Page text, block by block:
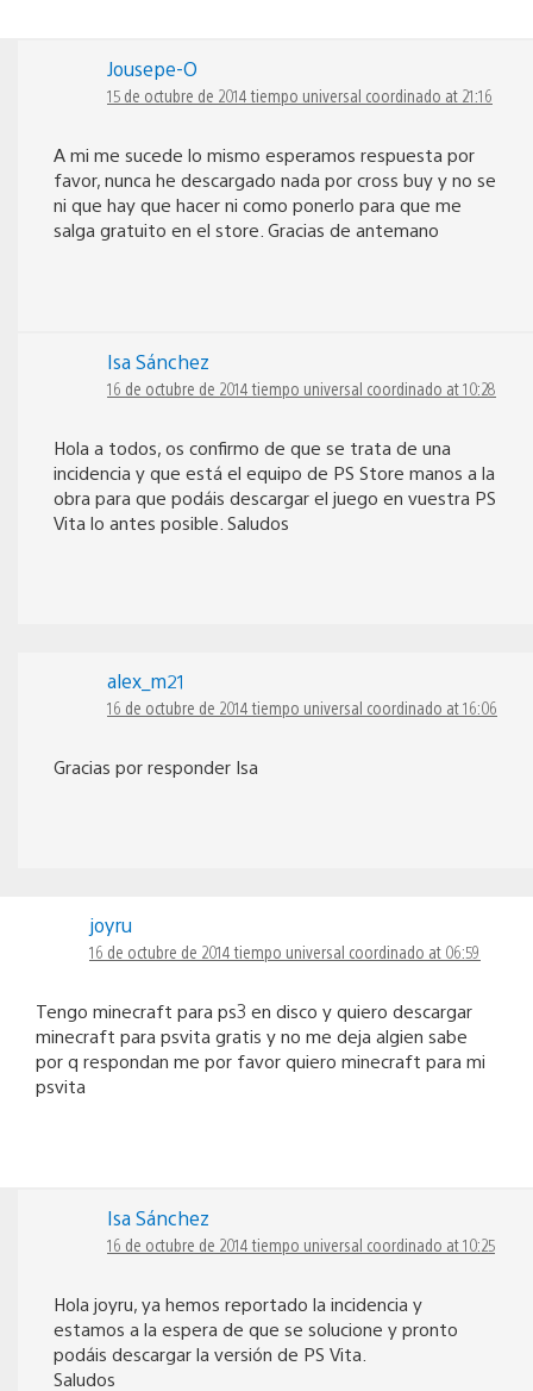
Jousepe-O
15 de octubre de 2014 tiempo universal coordinado at 21:16
A mi me sucede lo mismo esperamos respuesta por
favor, nunca he descargado nada por cross buy y no se
ni que hay que hacer ni como ponerlo para que me
salga gratuito en el store. Gracias de antemano
Isa Sánchez
16 de octubre de 2014 tiempo universal coordinado at 10:28
Hola a todos, os confirmo de que se trata de una
incidencia y que está el equipo de PS Store manos a la
obra para que podáis descargar el juego en vuestra PS
Vita lo antes posible. Saludos
alex_m21
16 de octubre de 2014 tiempo universal coordinado at 16:06
Gracias por responder Isa
joyru
16 de octubre de 2014 tiempo universal coordinado at 06:59
Tengo minecraft para ps3 en disco y quiero descargar
minecraft para psvita gratis y no me deja algien sabe
por q respondan me por favor quiero minecraft para mi
psvita
Isa Sánchez
16 de octubre de 2014 tiempo universal coordinado at 10:25
Hola joyru, ya hemos reportado la incidencia y
estamos a la espera de que se solucione y pronto
podáis descargar la versión de PS Vita.
Saludos